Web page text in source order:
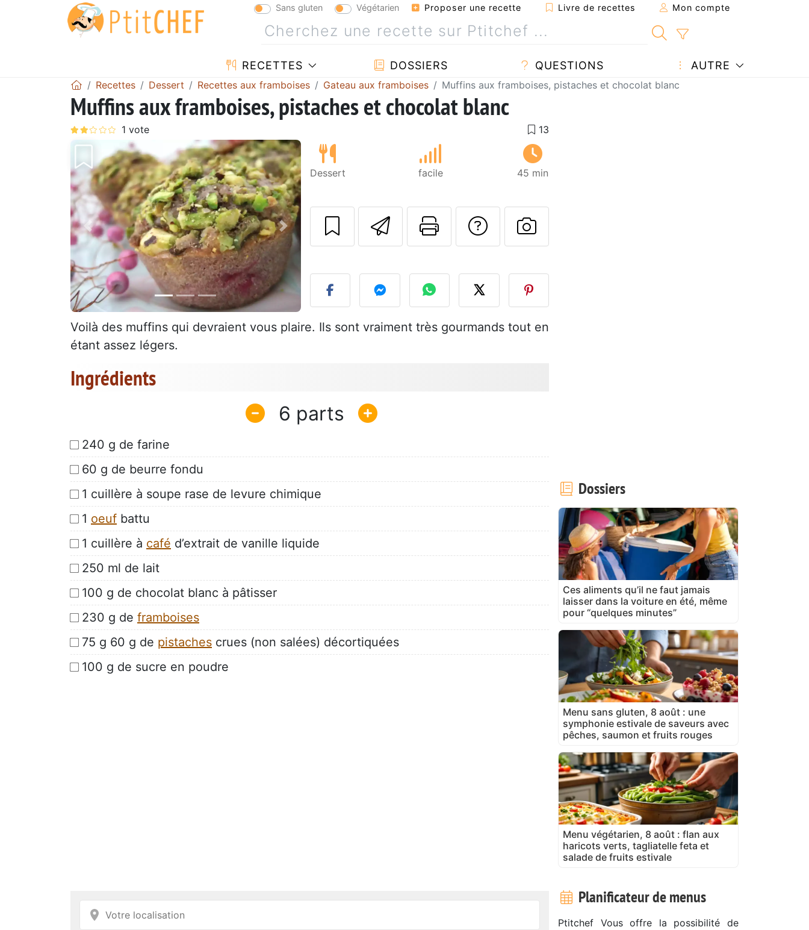
Sans gluten Végétarien Proposer une recette Livre de recettes Mon compte
RECETTES DOSSIERS QUESTIONS AUTRE
Recettes Dessert Recettes aux framboises Gateau aux framboises Muffins aux framboises, pistaches et chocolat blanc
Muffins aux framboises, pistaches et chocolat blanc
Précédent Suivant
Dessert facile 45 min
Envoyer cette recette à un ami
Imprimer cette page
Poser une question à l'auteur
Publier votre photo de cette
Voilà des muffins qui devraient vous plaire. Ils sont vraiment très gourmands tout en
étant assez légers.
Ingrédients
6
240 g de farine
60 g de beurre fondu
1 cuillère à soupe rase de levure chimique
1 oeuf battu
1 cuillère à café d’extrait de vanille liquide
250 ml de lait
100 g de chocolat blanc à pâtisser
230 g de framboises
75 g 60 g de pistaches crues (non salées) décortiquées
100 g de sucre en poudre
Dossiers
Ces aliments qu’il ne faut jamais
laisser dans la voiture en été, même
pour “quelques minutes”
Menu sans gluten, 8 août : une
symphonie estivale de saveurs avec
pêches, saumon et fruits rouges
Menu végétarien, 8 août : flan aux
haricots verts, tagliatelle feta et
salade de fruits estivale
Planificateur de menus
Ptitchef Vous offre la possibilité de